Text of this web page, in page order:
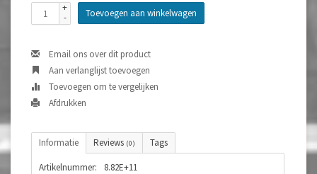
+
-
Toevoegen aan winkelwagen
Email ons over dit product
Aan verlanglijst toevoegen
Toevoegen om te vergelijken
Afdrukken
Informatie Reviews (0) Tags
Artikelnummer:
8.82E+11